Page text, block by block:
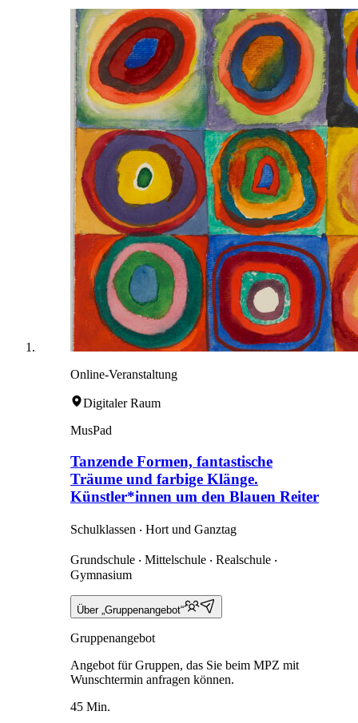
Online-Veranstaltung
Digitaler Raum
MusPad
Tanzende Formen, fantastische
Träume und farbige Klänge.
Künstler*innen um den Blauen Reiter
Schulklassen ‧ Hort und Ganztag
Grundschule ‧ Mittelschule ‧ Realschule ‧
Gymnasium
Über „Gruppenangebot“
Gruppenangebot
Angebot für Gruppen, das Sie beim MPZ mit
Wunschtermin anfragen können.
45 Min.